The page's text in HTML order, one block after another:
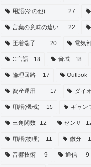
用語(その他) 27
言葉の意味の違い 22
圧着端子 20 電気
C言語 18 音域 18
論理回路 17 Outlook
資産運用 17 ダイ
用語(機械) 15 ギャン
三角関数 12 センサ
用語(物理) 11 微分
音響技術 9 通信 9